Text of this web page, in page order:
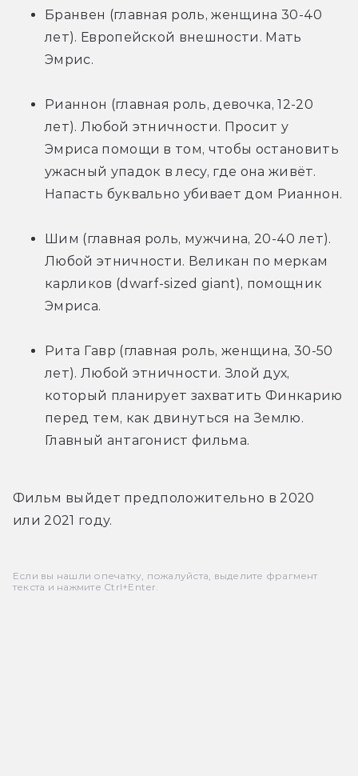
Бранвен (главная роль, женщина 30-40
лет). Европейской внешности. Мать
Эмрис.
Рианнон (главная роль, девочка, 12-20
лет). Любой этничности. Просит у
Эмриса помощи в том, чтобы остановить
ужасный упадок в лесу, где она живёт.
Напасть буквально убивает дом Рианнон.
Шим (главная роль, мужчина, 20-40 лет).
Любой этничности. Великан по меркам
карликов (dwarf-sized giant), помощник
Эмриса.
Рита Гавр (главная роль, женщина, 30-50
лет). Любой этничности. Злой дух,
который планирует захватить Финкарию
перед тем, как двинуться на Землю.
Главный антагонист фильма.
Фильм выйдет предположительно в 2020
или 2021 году.
Если вы нашли опечатку, пожалуйста, выделите фрагмент
текста и нажмите Ctrl+Enter.